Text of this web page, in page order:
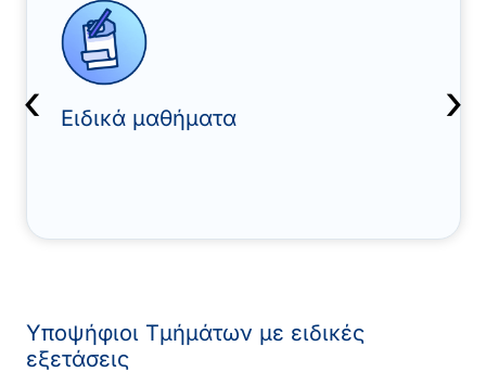
‹ ›
Ειδικά μαθήματα
Υποψήφιοι Τμήμάτων με ειδικές
εξετάσεις